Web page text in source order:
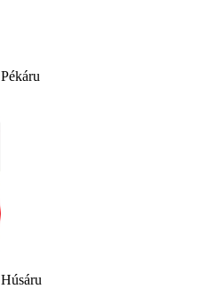
Pékáru
Húsáru